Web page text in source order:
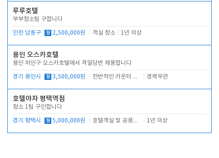
루루호텔
부부청소팀 구합니다
인천 남동구 월 2,500,000원 객실 청소 1년 이상
용인 오스카호텔
용인 처인구 오스카호텔에서 격일당번 채용합니다
경기 용인시 월 3,500,000원 전반적인 카운터 업무 경력무관
호텔야자 평택역점
청소 1팀 구인합니다
경기 평택시 월 5,000,000원 호텔객실 및 공용시설 청소 관리 1년 이상